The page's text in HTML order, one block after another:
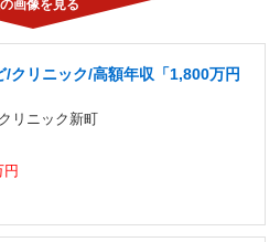
/クリニック/高額年収「1,800万円
リニック新町
円